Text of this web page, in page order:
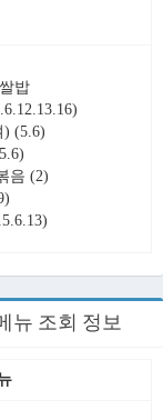
밥
) (5.6)
음 (2)
뉴 조회 정보